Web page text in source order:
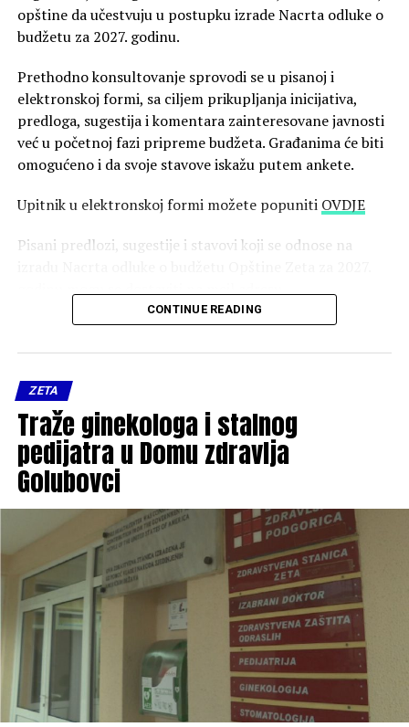
opštine da učestvuju u postupku izrade Nacrta odluke o
budžetu za 2027. godinu.
Prethodno konsultovanje sprovodi se u pisanoj i
elektronskoj formi, sa ciljem prikupljanja inicijativa,
predloga, sugestija i komentara zainteresovane javnosti
već u početnoj fazi pripreme budžeta. Građanima će biti
omogućeno i da svoje stavove iskažu putem ankete.
Upitnik u elektronskoj formi možete popuniti OVDJE
Pisani predlozi, sugestije i stavovi koji se odnose na
zeta.budzet@podgorica.me.
Postupak konsultovanja počeo je 5. avgusta i trajaće do
dostaviti svoje predloge o tome koje bi projekte, oblasti i
potrebe lokalne zajednice trebalo uzeti u obzir prilikom
planiranja opštinskog budžeta za narednu godinu.
Nakon završetka konsultacija, Sekretarijat za finansije i
konsultovanja na sajtu Opštine Zeta, u roku od osam
dana od završetka postupka.
Dodatne informacije u vezi sa javnim pozivom građani
mogu dobiti svakog radnog dana, od 7 do 15 časova,
putem telefona 020 873 683.
CONTINUE READING
ZETA
Traže ginekologa i stalnog
pedijatra u Domu zdravlja
Golubovci